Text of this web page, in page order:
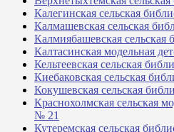
Калегинская сельская
Калмашевская сельская
Калмиябашевская
Калтасинская модельная
Кельтеевская сельская
Киебаковская сельская
Кокушевская сельская
Краснохолмская сельская
№ 21
Кутеремская сельская